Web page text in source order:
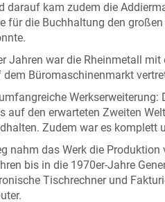
darauf kam zudem die
für die Buchhaltung den
Jahren war die Rheinmetall
Büromaschinenmarkt
auf den erwarteten Zweiten
Zudem war es komplett
nahm das Werk die
bis in die 1970er-Jahre
Tischrechner und